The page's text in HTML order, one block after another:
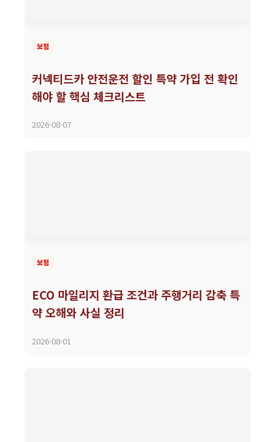
보험
커넥티드카 안전운전 할인 특약 가입 전 확인
해야 할 핵심 체크리스트
2026-08-07
보험
ECO 마일리지 환급 조건과 주행거리 감축 특
약 오해와 사실 정리
2026-08-01